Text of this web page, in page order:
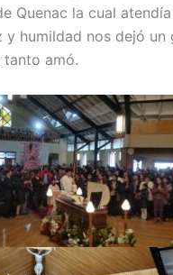
Quenac la cual
y humildad nos dejó
amó.